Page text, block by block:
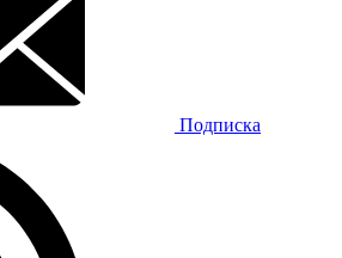
Подписка